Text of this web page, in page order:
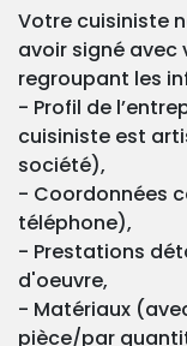
Votre cuisiniste
avoir signé avec
regroupant les
- Profil de
cuisiniste est
société),
- Coordonnées
téléphone),
- Prestations
d'oeuvre,
- Matériaux
pièce/par